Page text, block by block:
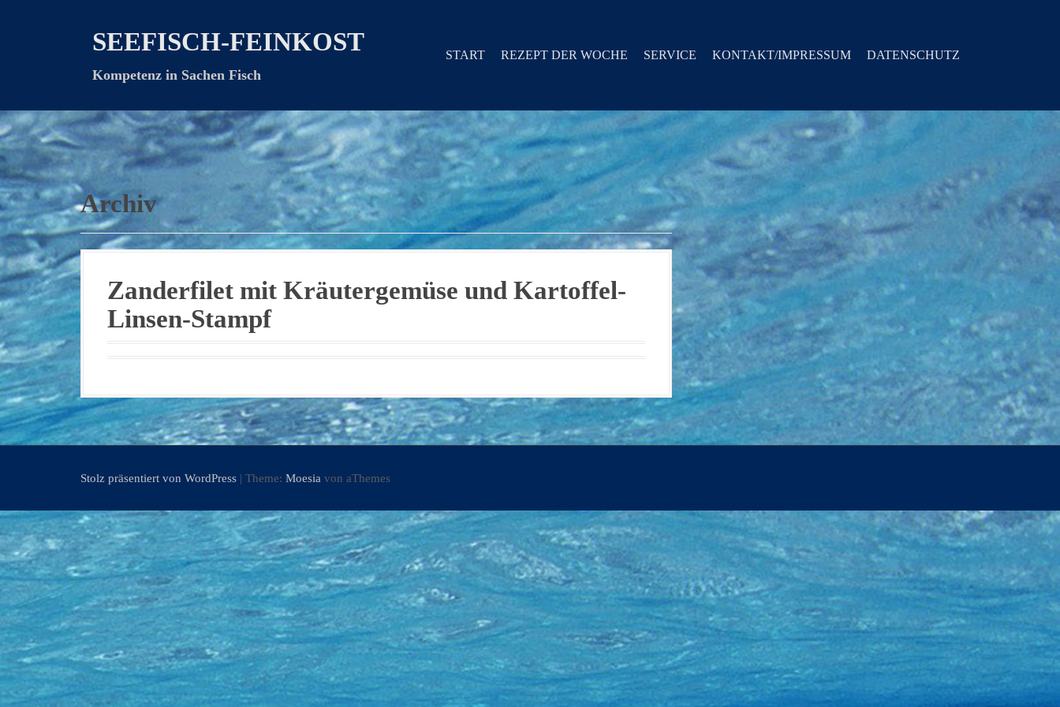
z
u
m
I
n
h
a
l
SEEFISCH-FEINKOST
Kompetenz in Sachen Fisch
START REZEPT DER WOCHE SERVICE KONTAKT/IMPRESSUM DATENSCHUTZ
Archiv
Zanderfilet mit Kräutergemüse und Kartoffel-
Linsen-Stampf
Stolz präsentiert von WordPress | Theme: Moesia von aThemes